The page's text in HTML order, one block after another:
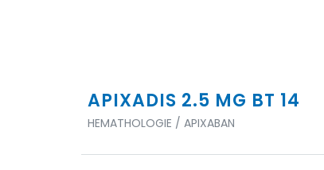
APIXADIS 2.5 MG BT 14
HEMATHOLOGIE / APIXABAN